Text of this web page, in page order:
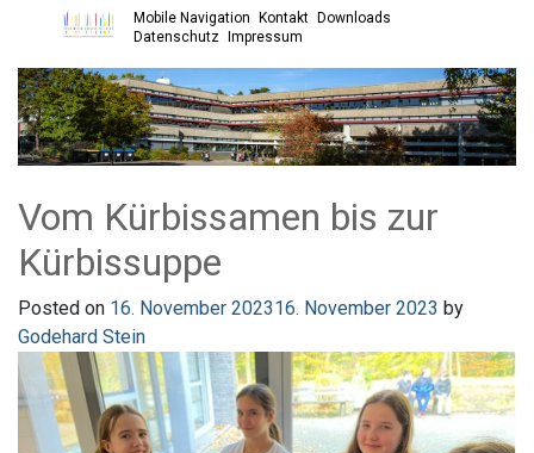
Open main menu
Mobile Navigation Kontakt Downloads
Datenschutz Impressum
Vom Kürbissamen bis zur
Kürbissuppe
Posted on 16. November 202316. November 2023 by
Godehard Stein